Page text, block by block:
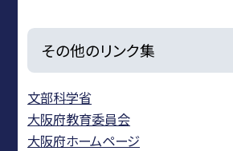
その他のリンク集
文部科学省
大阪府教育委員会
大阪府ホームページ